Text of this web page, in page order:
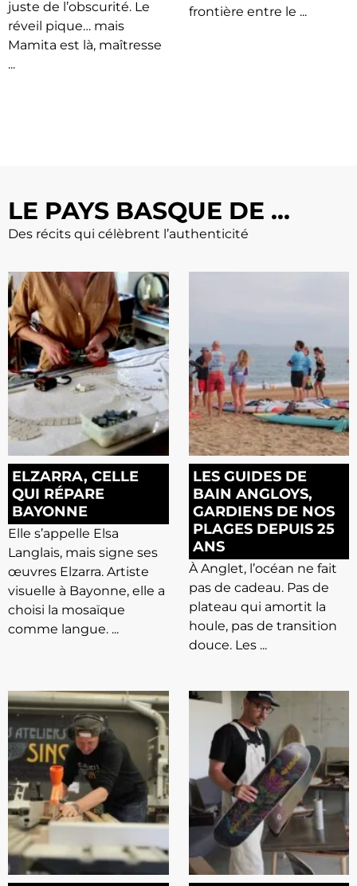
juste de l’obscurité. Le
réveil pique… mais
Mamita est là, maîtresse
...
frontière entre le ...
LE PAYS BASQUE DE ...
Des récits qui célèbrent l’authenticité
ELZARRA, CELLE
QUI RÉPARE
BAYONNE
Elle s’appelle Elsa
Langlais, mais signe ses
œuvres Elzarra. Artiste
visuelle à Bayonne, elle a
choisi la mosaïque
comme langue. ...
LES GUIDES DE
BAIN ANGLOYS,
GARDIENS DE NOS
PLAGES DEPUIS 25
ANS
À Anglet, l’océan ne fait
pas de cadeau. Pas de
plateau qui amortit la
houle, pas de transition
douce. Les ...